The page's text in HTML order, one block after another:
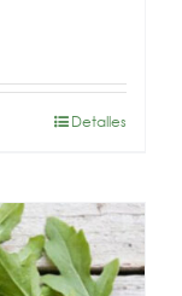
Detalles